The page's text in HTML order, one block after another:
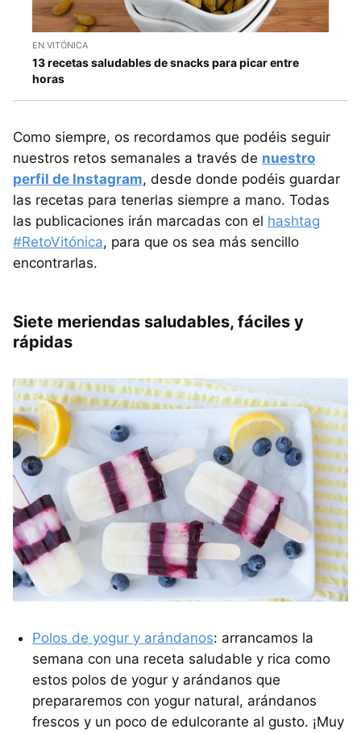
EN VITÓNICA
13 recetas saludables de snacks para picar entre
horas
Como siempre, os recordamos que podéis seguir
nuestros retos semanales a través de nuestro
perfil de Instagram, desde donde podéis guardar
las recetas para tenerlas siempre a mano. Todas
las publicaciones irán marcadas con el hashtag
#RetoVitónica, para que os sea más sencillo
encontrarlas.
Siete meriendas saludables, fáciles y
rápidas
Polos de yogur y arándanos: arrancamos la
semana con una receta saludable y rica como
estos polos de yogur y arándanos que
prepararemos con yogur natural, arándanos
frescos y un poco de edulcorante al gusto. ¡Muy